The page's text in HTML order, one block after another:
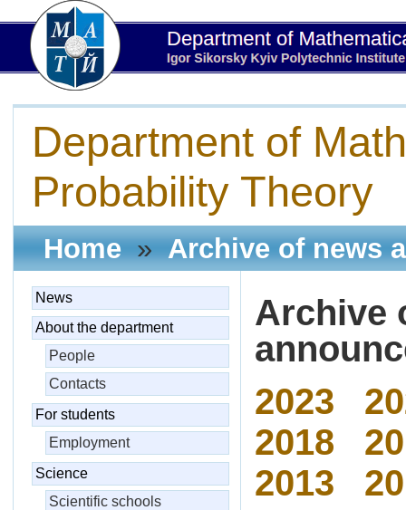
Department of
Probability Theory
Home » Archive of news
News
About the department
People
Contacts
For students
Employment
Science
Scientific schools
Archive
2023
2018
2013